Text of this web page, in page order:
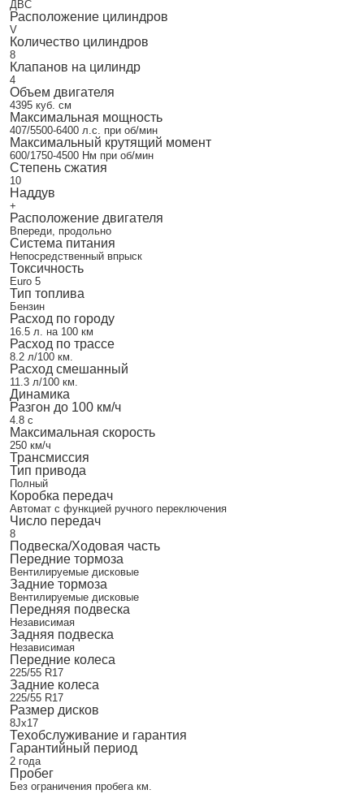
ДВС
Расположение цилиндров
V
Количество цилиндров
8
Клапанов на цилиндр
4
Объем двигателя
4395 куб. см
Максимальная мощность
407/5500-6400 л.с. при об/мин
Максимальный крутящий момент
600/1750-4500 Нм при об/мин
Степень сжатия
10
Наддув
+
Расположение двигателя
Впереди, продольно
Система питания
Непосредственный впрыск
Токсичность
Euro 5
Тип топлива
Бензин
Расход по городу
16.5 л. на 100 км
Расход по трассе
8.2 л/100 км.
Расход смешанный
11.3 л/100 км.
Динамика
Разгон до 100 км/ч
4.8 с
Максимальная скорость
250 км/ч
Трансмиссия
Тип привода
Полный
Коробка передач
Автомат с функцией ручного переключения
Число передач
8
Подвеска/Ходовая часть
Передние тормоза
Вентилируемые дисковые
Задние тормоза
Вентилируемые дисковые
Передняя подвеска
Независимая
Задняя подвеска
Независимая
Передние колеса
225/55 R17
Задние колеса
225/55 R17
Размер дисков
8Jx17
Техобслуживание и гарантия
Гарантийный период
2 года
Пробег
Без ограничения пробега км.